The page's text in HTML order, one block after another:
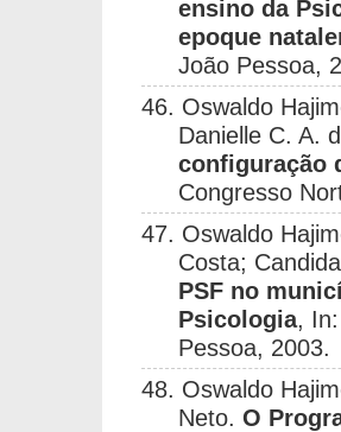
ensino da
epoque
João Pessoa,
46. Oswaldo
Danielle C. A.
configuração
Congresso
47. Oswaldo
Costa;
PSF no
Psicologia,
Pessoa, 2003.
48. Oswaldo
Neto.O